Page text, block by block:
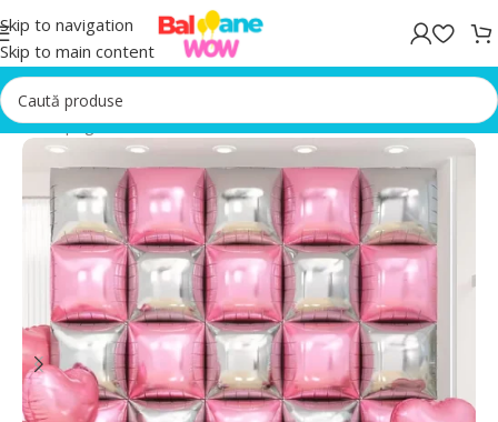
Skip to navigation
Skip to main content
Prima pagină/Accesorii Baloane